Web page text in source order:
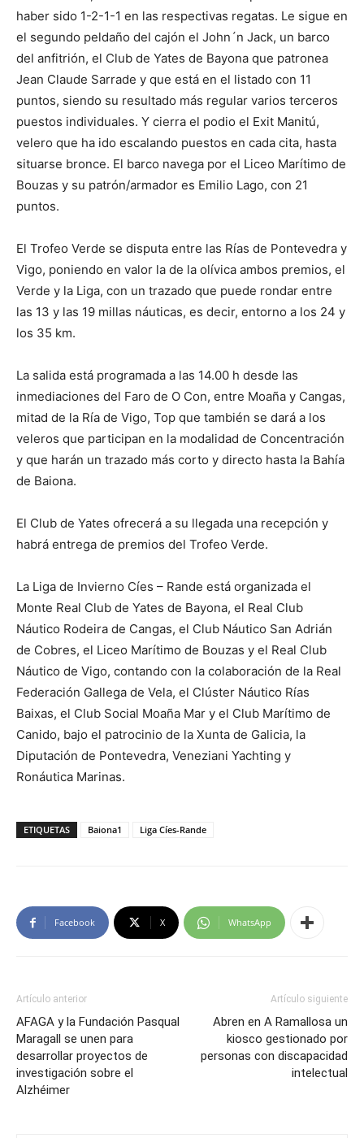
haber sido 1-2-1-1 en las respectivas regatas. Le sigue en
el segundo peldaño del cajón el John´n Jack, un barco
del anfitrión, el Club de Yates de Bayona que patronea
Jean Claude Sarrade y que está en el listado con 11
puntos, siendo su resultado más regular varios terceros
puestos individuales. Y cierra el podio el Exit Manitú,
velero que ha ido escalando puestos en cada cita, hasta
situarse bronce. El barco navega por el Liceo Marítimo de
Bouzas y su patrón/armador es Emilio Lago, con 21
puntos.
El Trofeo Verde se disputa entre las Rías de Pontevedra y
Vigo, poniendo en valor la de la olívica ambos premios, el
Verde y la Liga, con un trazado que puede rondar entre
las 13 y las 19 millas náuticas, es decir, entorno a los 24 y
los 35 km.
La salida está programada a las 14.00 h desde las
inmediaciones del Faro de O Con, entre Moaña y Cangas,
mitad de la Ría de Vigo, Top que también se dará a los
veleros que participan en la modalidad de Concentración
y que harán un trazado más corto y directo hasta la Bahía
de Baiona.
El Club de Yates ofrecerá a su llegada una recepción y
habrá entrega de premios del Trofeo Verde.
La Liga de Invierno Cíes – Rande está organizada el
Monte Real Club de Yates de Bayona, el Real Club
Náutico Rodeira de Cangas, el Club Náutico San Adrián
de Cobres, el Liceo Marítimo de Bouzas y el Real Club
Náutico de Vigo, contando con la colaboración de la Real
Federación Gallega de Vela, el Clúster Náutico Rías
Baixas, el Club Social Moaña Mar y el Club Marítimo de
Canido, bajo el patrocinio de la Xunta de Galicia, la
Diputación de Pontevedra, Veneziani Yachting y
Ronáutica Marinas.
ETIQUETAS Baiona1 Liga Cíes-Rande
Facebook X WhatsApp
Artículo anterior
AFAGA y la Fundación Pasqual
Maragall se unen para
desarrollar proyectos de
investigación sobre el
Alzhéimer
Artículo siguiente
Abren en A Ramallosa un
kiosco gestionado por
personas con discapacidad
intelectual